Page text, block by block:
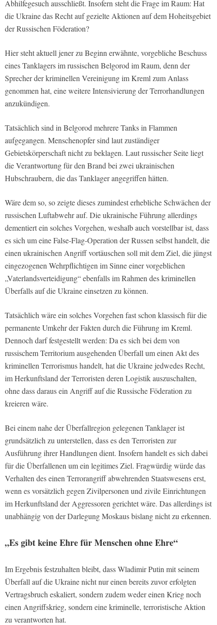
Abhilfegesuch ausschließt. Insofern steht die Frage im Raum: Hat
die Ukraine das Recht auf gezielte Aktionen auf dem Hoheitsgebiet
der Russischen Föderation?
Hier steht aktuell jener zu Beginn erwähnte, vorgebliche Beschuss
eines Tanklagers im russischen Belgorod im Raum, denn der
Sprecher der kriminellen Vereinigung im Kreml zum Anlass
genommen hat, eine weitere Intensivierung der Terrorhandlungen
anzukündigen.
Tatsächlich sind in Belgorod mehrere Tanks in Flammen
aufgegangen. Menschenopfer sind laut zuständiger
Gebietskörperschaft nicht zu beklagen. Laut russischer Seite liegt
die Verantwortung für den Brand bei zwei ukrainischen
Hubschraubern, die das Tanklager angegriffen hätten.
Wäre dem so, so zeigte dieses zumindest erhebliche Schwächen der
russischen Luftabwehr auf. Die ukrainische Führung allerdings
dementiert ein solches Vorgehen, weshalb auch vorstellbar ist, dass
es sich um eine False-Flag-Operation der Russen selbst handelt, die
einen ukrainischen Angriff vortäuschen soll mit dem Ziel, die jüngst
eingezogenen Wehrpflichtigen im Sinne einer vorgeblichen
„Vaterlandsverteidigung“ ebenfalls im Rahmen des kriminellen
Überfalls auf die Ukraine einsetzen zu können.
Tatsächlich wäre ein solches Vorgehen fast schon klassisch für die
permanente Umkehr der Fakten durch die Führung im Kreml.
Dennoch darf festgestellt werden: Da es sich bei dem von
russischem Territorium ausgehenden Überfall um einen Akt des
kriminellen Terrorismus handelt, hat die Ukraine jedwedes Recht,
im Herkunftsland der Terroristen deren Logistik auszuschalten,
ohne dass daraus ein Angriff auf die Russische Föderation zu
kreieren wäre.
Bei einem nahe der Überfallregion gelegenen Tanklager ist
grundsätzlich zu unterstellen, dass es den Terroristen zur
Ausführung ihrer Handlungen dient. Insofern handelt es sich dabei
für die Überfallenen um ein legitimes Ziel. Fragwürdig würde das
Verhalten des einen Terrorangriff abwehrenden Staatswesens erst,
wenn es vorsätzlich gegen Zivilpersonen und zivile Einrichtungen
im Herkunftsland der Aggressoren gerichtet wäre. Das allerdings ist
unabhängig von der Darlegung Moskaus bislang nicht zu erkennen.
„Es gibt keine Ehre für Menschen ohne Ehre“
Im Ergebnis festzuhalten bleibt, dass Wladimir Putin mit seinem
Überfall auf die Ukraine nicht nur einen bereits zuvor erfolgten
Vertragsbruch eskaliert, sondern zudem weder einen Krieg noch
einen Angriffskrieg, sondern eine kriminelle, terroristische Aktion
zu verantworten hat.